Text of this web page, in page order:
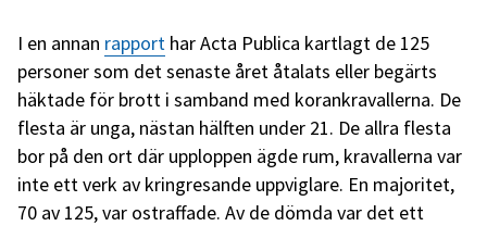
I en annan rapport har Acta Publica kartlagt de 125
personer som det senaste året åtalats eller begärts
häktade för brott i samband med korankravallerna. De
flesta är unga, nästan hälften under 21. De allra flesta
bor på den ort där upploppen ägde rum, kravallerna var
inte ett verk av kringresande uppviglare. En majoritet,
70 av 125, var ostraffade. Av de dömda var det ett